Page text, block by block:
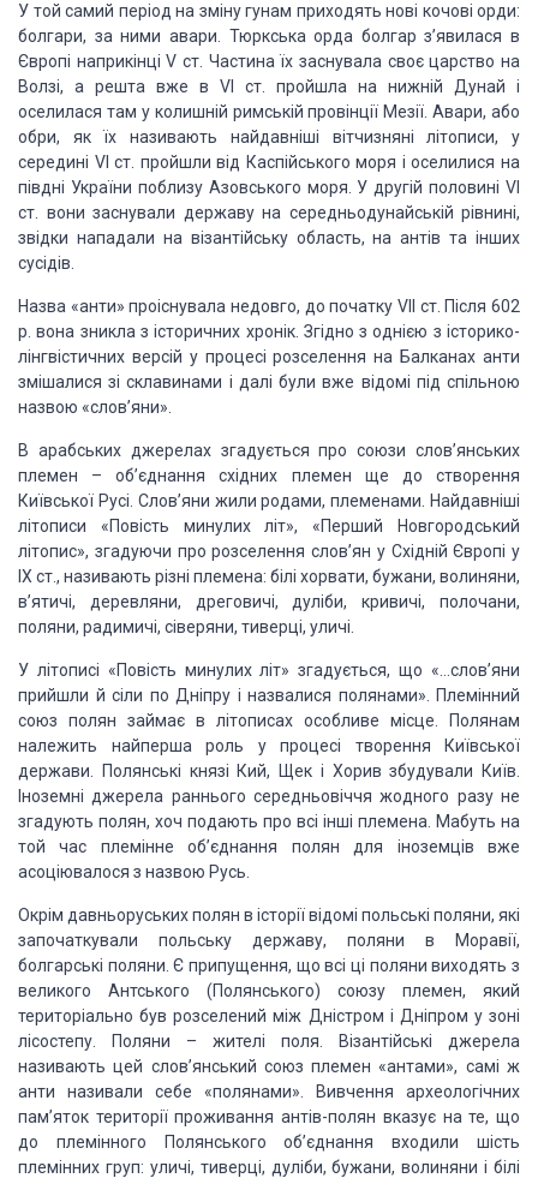
У той самий період на зміну гунам приходять нові кочові орди:
болгари, за ними авари. Тюркська орда болгар з’явилася в
Європі наприкінці V ст. Частина їх заснувала своє царство на
Волзі, а решта вже в VІ ст. пройшла на нижній Дунай і
оселилася там у колишній римській провінції Мезії. Авари, або
обри, як їх називають найдавніші вітчизняні літописи, у
середині VІ ст. пройшли від Каспійського моря і оселилися на
півдні України поблизуАзовського моря. У другій половині VІ
ст. вони заснували державу на середньодунайській рівнині,
звідки нападали на візантійську область, на антів та інших
сусідів.
Назва «анти» проіснувала недовго, до початку VІІ ст. Після 602
р. вона зникла з історичних хронік. Згідно з однією з історико-
лінгвістичних версій у процесі розселення на Балканах анти
змішалися зі склавинами і далі були вже відомі під спільною
назвою «слов’яни».
В арабських джерелахзгадується про союзи слов’янських
племен – об’єднання східних племен ще до створення
Київської Русі. Слов’яни жили родами, племенами. Найдавніші
літописи «Повість минулихліт», «Перший Новгородський
літопис», згадуючи про розселення слов’ян у Східній Європі у
ІX ст., називають різні племена: білі хорвати, бужани, волиняни,
в’ятичі, деревляни, дреговичі, дуліби, кривичі, полочани,
поляни, радимичі, сіверяни, тиверці, уличі.
У літописі «Повість минулих літ» згадується, що «…слов’яни
прийшли й сіли по Дніпру і назвалися полянами».
Племінний
союз полян займає в літописах особливе місце. Полянам
належить найперша роль у процесі творення Київської
держави. Полянські князі Кий, Щек і Хорив збудували Київ.
Іноземні джерела раннього середньовіччя жодного разу не
згадують полян, хоч подають про всі інші племена. Мабуть на
той час племінне об’єднання полян для іноземців вже
асоціювалося з назвою Русь.
Окрім давньоруськихполян в історії відомі польські поляни, які
започаткували польську державу, поляни в Моравії,
болгарські поляни. Є припущення, що всі ці поляни виходять з
великого Антського (Полянського) союзу племен, який
територіально був розселений між Дністром і Дніпром у зоні
лісостепу. Поляни – жителі поля. Візантійські джерела
називають цей слов’янський союз племен «антами», самі ж
анти називали себе «полянами». Вивчення археологічних
пам’яток території проживання антів-полян вказує на те, що
до племінного Полянського об’єднання входили шість
племінних груп: уличі, тиверці, дуліби, бужани, волиняни і білі